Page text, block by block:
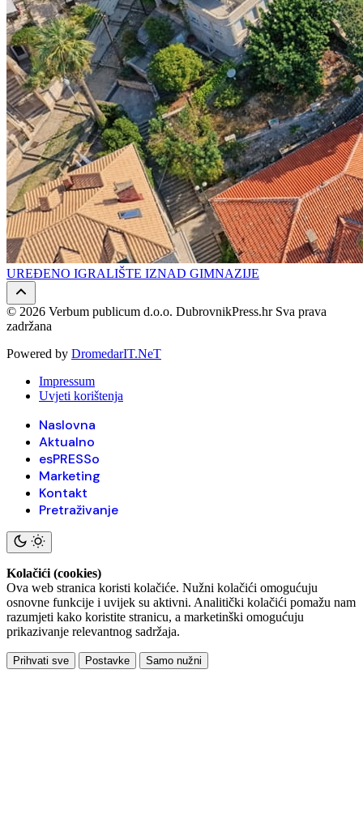
UREĐENO IGRALIŠTE IZNAD GIMNAZIJE
© 2026 Verbum publicum d.o.o. DubrovnikPress.hr Sva prava
zadržana
Powered by DromedarIT.NeT
Impressum
Uvjeti korištenja
Naslovna
Aktualno
esPRESSo
Marketing
Kontakt
Pretraživanje
Kolačići (cookies)
Ova web stranica koristi kolačiće. Nužni kolačići omogućuju
osnovne funkcije i uvijek su aktivni. Analitički kolačići pomažu nam
razumjeti kako koristite stranicu, a marketinški omogućuju
prikazivanje relevantnog sadržaja.
Prihvati sve Postavke Samo nužni